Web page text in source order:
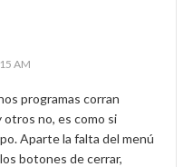
AM
programas corran
no, es como si
Aparte la falta del menú
botones de cerrar,